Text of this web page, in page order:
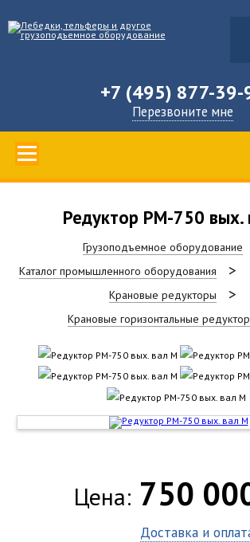
+7 (495) 877-39-
Перезвоните мне
Редуктор РМ-750 вых.
Грузоподъемное оборудование
Каталог промышленного оборудования
Крановые редукторы
Крановые горизонтальные
Цена: 750
Доставка и